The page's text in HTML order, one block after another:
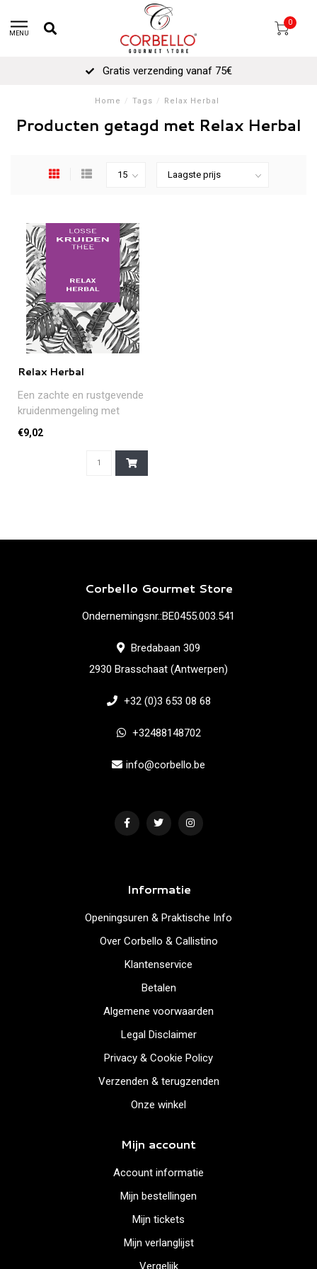
MENU
0
Gratis verzending vanaf 75€
Home / Tags / Relax Herbal
Producten getagd met Relax Herbal
Relax Herbal
Een zachte en rustgevende
kruidenmengeling met
verbena, linde, munt,
citroengras..
€9,02
Corbello Gourmet Store
Ondernemingsnr.:BE0455.003.541
Bredabaan 309
2930 Brasschaat (Antwerpen)
+32 (0)3 653 08 68
+32488148702
info@corbello.be
Informatie
Openingsuren & Praktische Info
Over Corbello & Callistino
Klantenservice
Betalen
Algemene voorwaarden
Legal Disclaimer
Privacy & Cookie Policy
Verzenden & terugzenden
Onze winkel
Mijn account
Account informatie
Mijn bestellingen
Mijn tickets
Mijn verlanglijst
Vergelijk